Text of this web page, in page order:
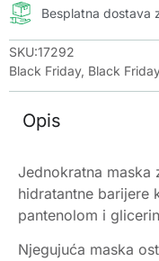
Besplatna dostava
SKU:17292
Black Friday, Black
Opis
Jednokratna maska
hidratantne barijere
pantenolom i
Njegujuća maska